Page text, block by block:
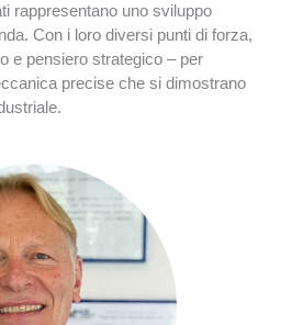
rappresentano uno sviluppo
Con i loro diversi punti di forza,
e pensiero strategico – per
precise che si dimostrano